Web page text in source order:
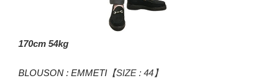
170cm 54kg
BLOUSON : EMMETI 【SIZE : 44】